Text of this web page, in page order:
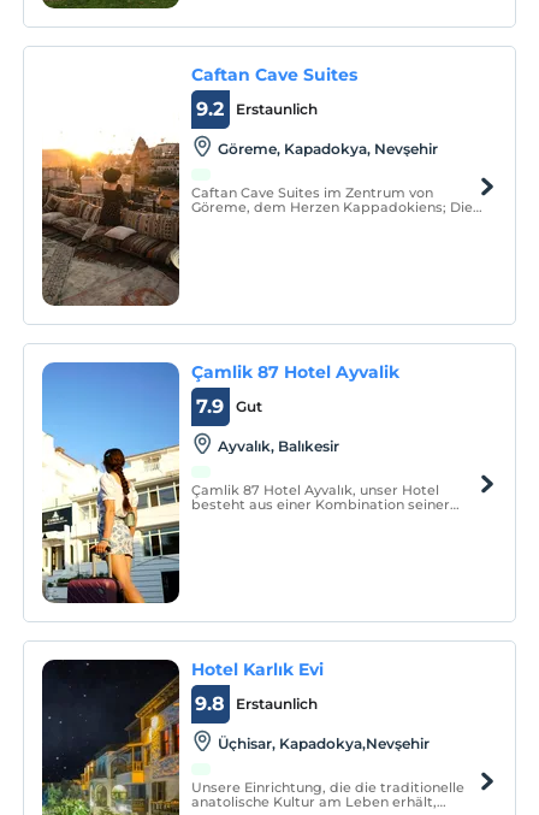
sind.
Caftan Cave Suites
Erstaunlich
9.2
Göreme, Kapadokya, Nevşehir
Caftan Cave Suites im Zentrum von
Göreme, dem Herzen Kappadokiens; Die
Çamlik 87 Hotel Ayvalik
Gut
7.9
Ayvalık, Balıkesir
Çamlik 87 Hotel Ayvalık, unser Hotel
besteht aus einer Kombination seiner
Hotel Karlık Evi
Erstaunlich
9.8
Üçhisar, Kapadokya,Nevşehir
Unsere Einrichtung, die die traditionelle
anatolische Kultur am Leben erhält,